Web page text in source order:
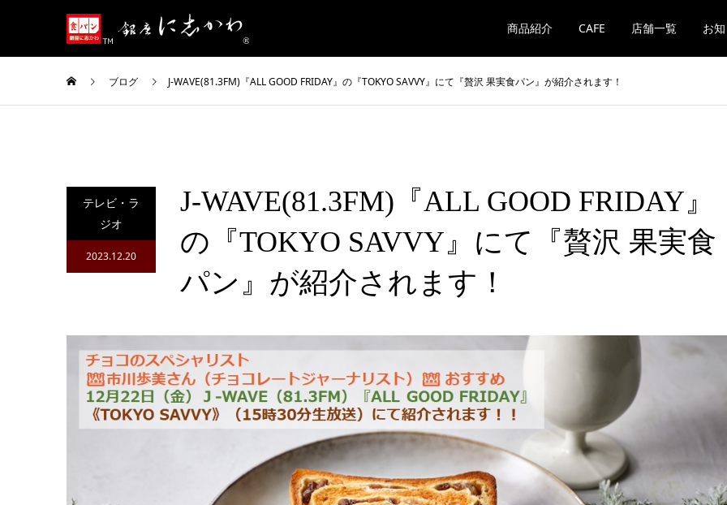
商品紹介 CAFE 店舗一覧 お
ブログ J-WAVE(81.3FM)『ALL GOOD FRIDAY』の『TOKYO SAVVY』にて『贅沢 果実食パン』が紹介されます！
テレビ・ラ
ジオ
2023.12.20
J-WAVE(81.3FM)『ALL GOOD FRIDAY』
の『TOKYO SAVVY』にて『贅沢 果実食
パン』が紹介されます！